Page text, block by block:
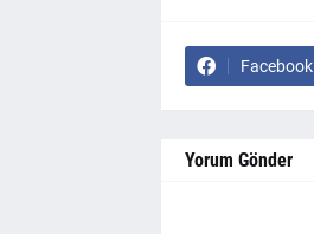
Facebook
Yorum Gönder